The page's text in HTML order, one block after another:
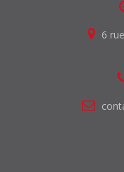
6